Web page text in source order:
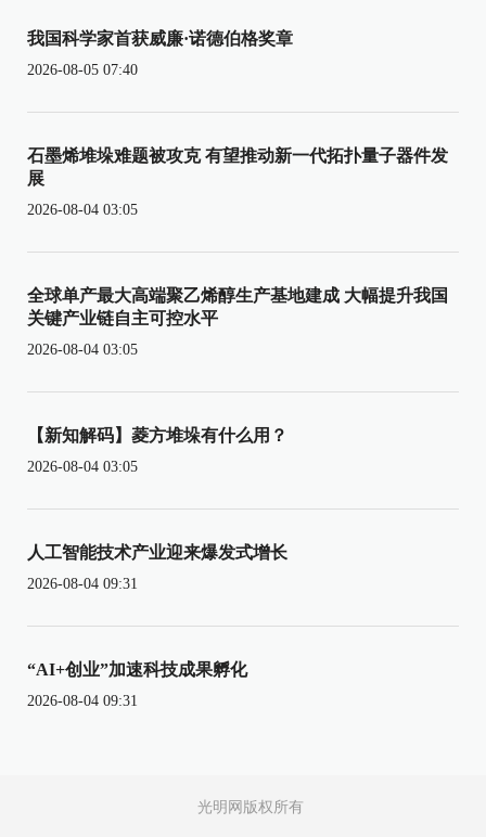
我国科学家首获威廉·诺德伯格奖章
2026-08-05 07:40
石墨烯堆垛难题被攻克 有望推动新一代拓扑量子器件发
展
2026-08-04 03:05
全球单产最大高端聚乙烯醇生产基地建成 大幅提升我国
关键产业链自主可控水平
2026-08-04 03:05
【新知解码】菱方堆垛有什么用？
2026-08-04 03:05
人工智能技术产业迎来爆发式增长
2026-08-04 09:31
“AI+创业”加速科技成果孵化
2026-08-04 09:31
光明网版权所有